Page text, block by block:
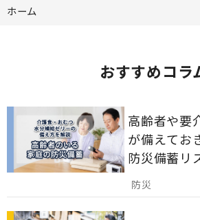
ホーム
おすすめコラ
高齢者や要
が備えてお
防災備蓄リ
ストックの
解説します